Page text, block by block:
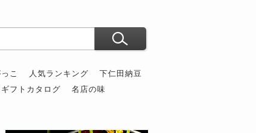
こ 人気ランキング
下仁田納豆
フトカタログ 名店の味